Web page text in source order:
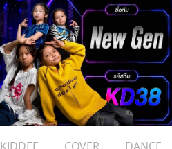
Little Mozart Concert 2026